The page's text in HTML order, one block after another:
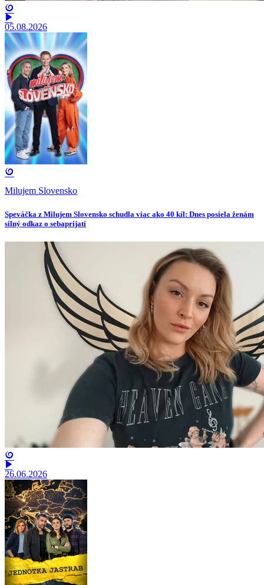
05.08.2026
Milujem Slovensko
Speváčka z Milujem Slovensko schudla viac ako 40 kíl: Dnes posiela ženám
silný odkaz o sebaprijatí
26.06.2026